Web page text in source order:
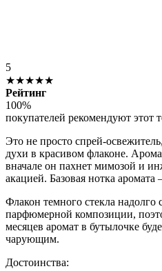
5
★★★★★
Рейтинг
100%
покупателей рекомендуют этот
Это не просто спрей-
духи в красивом флаконе.
вначале он пахнет мимозой и
акацией. Базовая нотка аромата
Флакон темного стекла надолго
парфюмерной композиции,
месяцев аромат в бутылочке
чарующим.
Достоинства: